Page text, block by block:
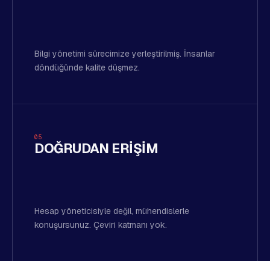
Bilgi yönetimi sürecimize yerleştirilmiş. İnsanlar
döndüğünde kalite düşmez.
05
DOĞRUDAN ERIŞIM
Hesap yöneticisiyle değil, mühendislerle
konuşursunuz. Çeviri katmanı yok.